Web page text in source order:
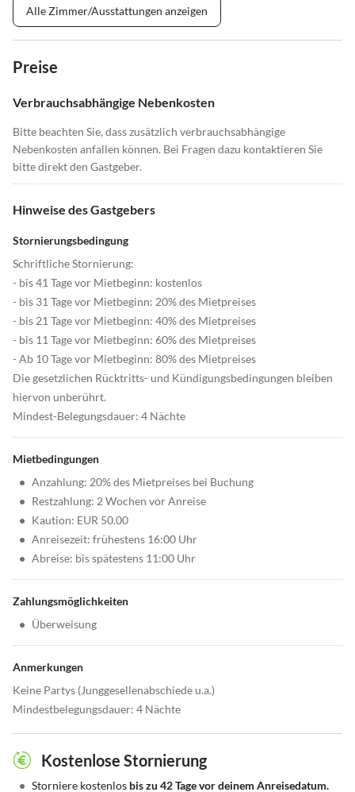
Alle Zimmer/Ausstattungen anzeigen
Preise
Verbrauchsabhängige Nebenkosten
Bitte beachten Sie, dass zusätzlich verbrauchsabhängige
Nebenkosten anfallen können. Bei Fragen dazu kontaktieren Sie
bitte direkt den Gastgeber.
Hinweise des Gastgebers
Stornierungsbedingung
Schriftliche Stornierung:
- bis 41 Tage vor Mietbeginn: kostenlos
- bis 31 Tage vor Mietbeginn: 20% des Mietpreises
- bis 21 Tage vor Mietbeginn: 40% des Mietpreises
- bis 11 Tage vor Mietbeginn: 60% des Mietpreises
- Ab 10 Tage vor Mietbeginn: 80% des Mietpreises
Die gesetzlichen Rücktritts- und Kündigungsbedingungen bleiben
hiervon unberührt.
Mindest-Belegungsdauer: 4 Nächte
Mietbedingungen
• Anzahlung: 20% des Mietpreises bei Buchung
• Restzahlung: 2 Wochen vor Anreise
• Kaution: EUR 50.00
• Anreisezeit: frühestens 16:00 Uhr
• Abreise: bis spätestens 11:00 Uhr
Zahlungsmöglichkeiten
• Überweisung
Anmerkungen
Keine Partys (Junggesellenabschiede u.a.)
Mindestbelegungsdauer: 4 Nächte
Kostenlose Stornierung
• Storniere kostenlos bis zu 42 Tage vor deinem Anreisedatum.